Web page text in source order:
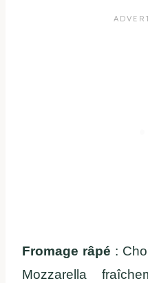
Fromage râpé :
Mozzarella